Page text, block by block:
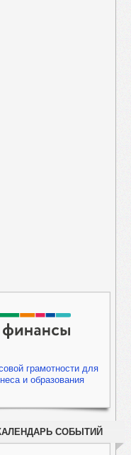
грамотности для
и образования
СОБЫТИЙ